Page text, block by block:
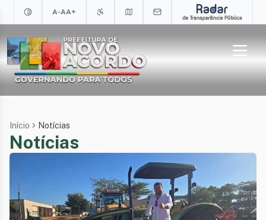
A-AA+
Início Notícias
Notícias